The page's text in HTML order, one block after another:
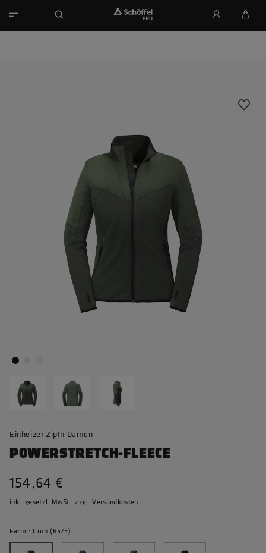
Einheizer ZipIn Damen
POWERSTRETCH-FLEECE
154,64 €
inkl. gesetzl. MwSt., zzgl.Versandkosten
Farbe: Grün (6575)